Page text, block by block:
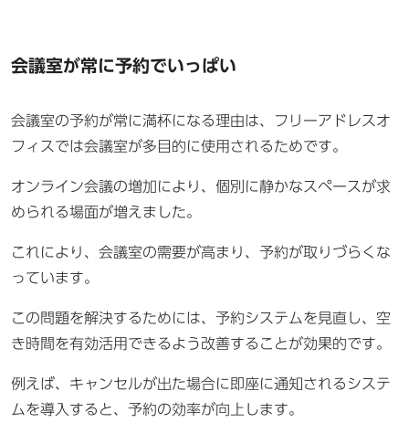
会議室が常に予約でいっぱい
会議室の予約が常に満杯になる理由は、フリーアドレスオ
フィスでは会議室が多目的に使用されるためです。
オンライン会議の増加により、個別に静かなスペースが求
められる場面が増えました。
これにより、会議室の需要が高まり、予約が取りづらくな
っています。
この問題を解決するためには、予約システムを見直し、空
き時間を有効活用できるよう改善することが効果的です。
例えば、キャンセルが出た場合に即座に通知されるシステ
ムを導入すると、予約の効率が向上します。